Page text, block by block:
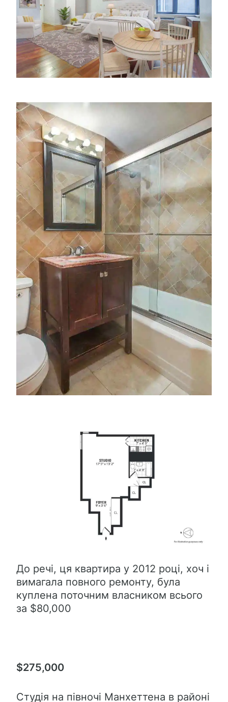
До речі, ця квартира у 2012 році, хоч і
вимагала повного ремонту, була
куплена поточним власником всього
за $80,000
$275,000
Студія на півночі Манхеттена в районі